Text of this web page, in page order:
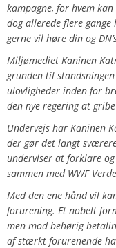
kampagne, for hvem
dog allerede flere
gerne vil høre din og
Miljømediet Kaninen
grunden til
ulovligheder inden for
den nye regering at
Undervejs har Kaninen
der gør det langt
underviser at forklare og
sammen med WWF
Med den ene hånd vil
forurening. Et nobelt
men mod behørig
af stærkt forurenende